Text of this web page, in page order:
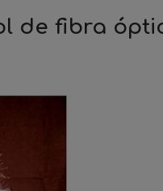
de fibra